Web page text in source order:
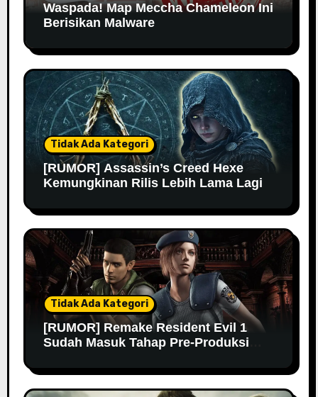
Waspada! Map Meccha Chameleon Ini
Berisikan Malware
Tidak Ada Kategori
[RUMOR] Assassin’s Creed Hexe
Kemungkinan Rilis Lebih Lama Lagi
Tidak Ada Kategori
[RUMOR] Remake Resident Evil 1
Sudah Masuk Tahap Pre-Produksi